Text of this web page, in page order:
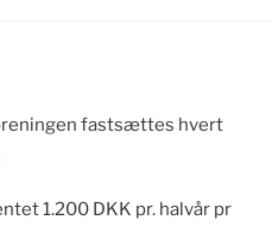
fastsættes hvert
1.200 DKK pr. halvår pr